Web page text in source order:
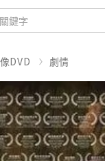
DVD 劇情